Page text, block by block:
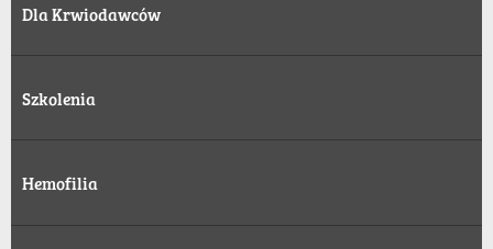
Dla Krwiodawców
Szkolenia
Hemofilia